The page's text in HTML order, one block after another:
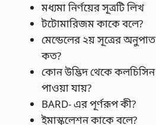
মধ্যমা নির্ণয়ের সূত্রটি লিখ
টটোমারিজম কাকে বলে?
মেন্ডেলের ২য় সূত্রের অনুপাত
কত?
কোন উদ্ভিদ থেকে কলচিসিন
পাওয়া যায়?
BARD- এর পূর্ণরূপ কী?
ইমাস্কুলেশন কাকে বলে?